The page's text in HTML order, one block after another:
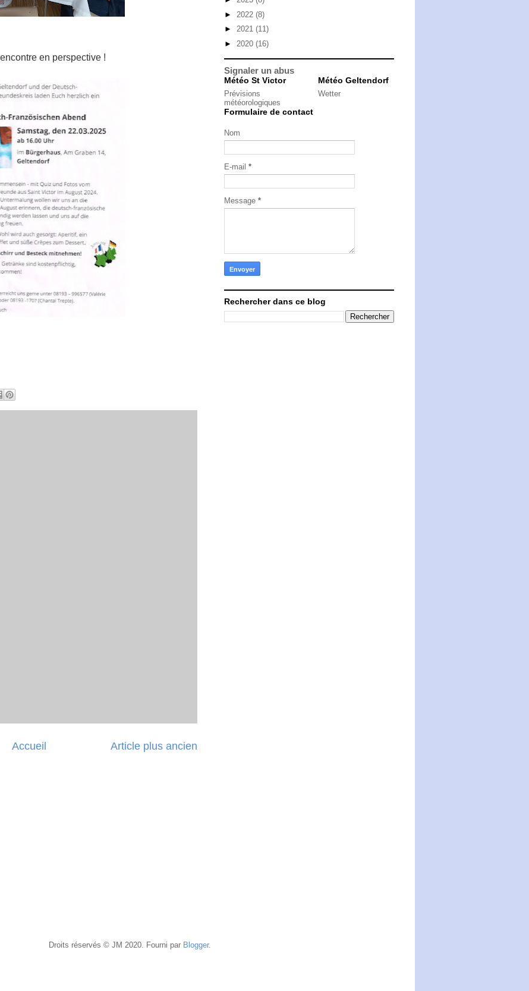
en perspective !
Article plus ancien
Accueil
► 2022 (8)
► 2021 (11)
► 2020 (16)
Signaler un abus
Météo St Victor
Prévisions
météorologiques
Météo Geltendorf
Wetter
Formulaire de contact
Nom
E-mail *
Message *
Rechercher dans ce blog
Droits réservés © JM 2020. Fourni par Blogger.